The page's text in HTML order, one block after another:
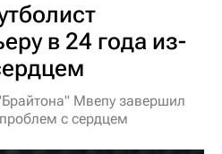
в 24 года из-
Мвепу завершил
с сердцем